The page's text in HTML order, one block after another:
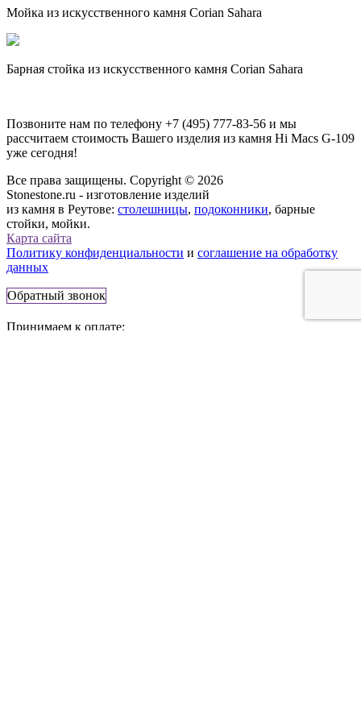
Мойка из искусственного камня Corian Sahara
Барная стойка из искусственного камня Corian Sahara
Позвоните нам по телефону +7 (495) 777-83-56 и мы
рассчитаем стоимость Вашего изделия из камня Hi Macs G-109
уже сегодня!
Все права защищены. Copyright © 2026
Stonestone.ru - изготовление изделий
из камня в Реутове: столешницы, подоконники, барные
стойки, мойки.
Карта сайта
Политику конфиденциальности и соглашение на обработку
данных
Обратный звонок
Принимаем к оплате: